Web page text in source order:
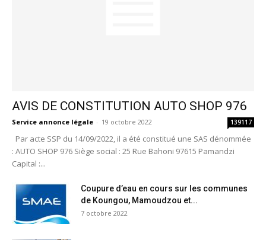
AVIS DE CONSTITUTION AUTO SHOP 976
Service annonce légale - 19 octobre 2022 139117
Par acte SSP du 14/09/2022, il a été constitué une SAS dénommée
: AUTO SHOP 976 Siège social : 25 Rue Bahoni 97615 Pamandzi
Capital :...
Coupure d’eau en cours sur les communes
de Koungou, Mamoudzou et...
7 octobre 2022